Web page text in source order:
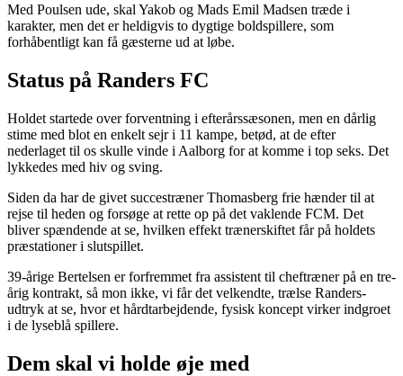
Med Poulsen ude, skal Yakob og Mads Emil Madsen træde i
karakter, men det er heldigvis to dygtige boldspillere, som
forhåbentligt kan få gæsterne ud at løbe.
Status på Randers FC
Holdet startede over forventning i efterårssæsonen, men en dårlig
stime med blot en enkelt sejr i 11 kampe, betød, at de efter
nederlaget til os skulle vinde i Aalborg for at komme i top seks. Det
lykkedes med hiv og sving.
Siden da har de givet succestræner Thomasberg frie hænder til at
rejse til heden og forsøge at rette op på det vaklende FCM. Det
bliver spændende at se, hvilken effekt trænerskiftet får på holdets
præstationer i slutspillet.
39-årige Bertelsen er forfremmet fra assistent til cheftræner på en tre-
årig kontrakt, så mon ikke, vi får det velkendte, trælse Randers-
udtryk at se, hvor et hårdtarbejdende, fysisk koncept virker indgroet
i de lyseblå spillere.
Dem skal vi holde øje med